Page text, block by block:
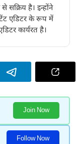
से सक्रिय है। इन्होंने
एडिटर के रूप में
कार्यरत है।
Join Now
Follow Now